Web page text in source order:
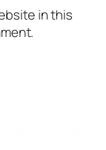
in this